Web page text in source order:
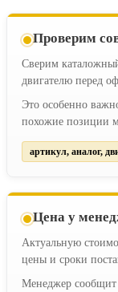
Проверим
Сверим
двигателю перед
Это особенно
похожие позиции
артикул, аналог,
Цена у
Актуальную
цены и сроки
Менеджер